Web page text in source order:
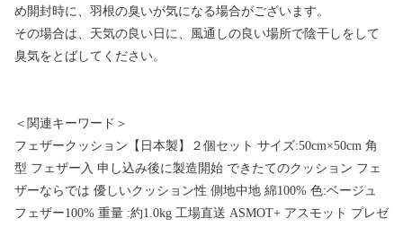
め開封時に、羽根の臭いが気になる場合がございます。
その場合は、天気の良い日に、風通しの良い場所で陰干しをして
臭気をとばしてください。
＜関連キーワード＞
フェザークッション【日本製】２個セット サイズ:50cm×50cm 角
型 フェザー入 申し込み後に製造開始 できたてのクッション フェ
ザーならでは 優しいクッション性 側地中地 綿100% 色:ベージュ
フェザー100% 重量 :約1.0kg 工場直送 ASMOT+ アスモット プレゼ